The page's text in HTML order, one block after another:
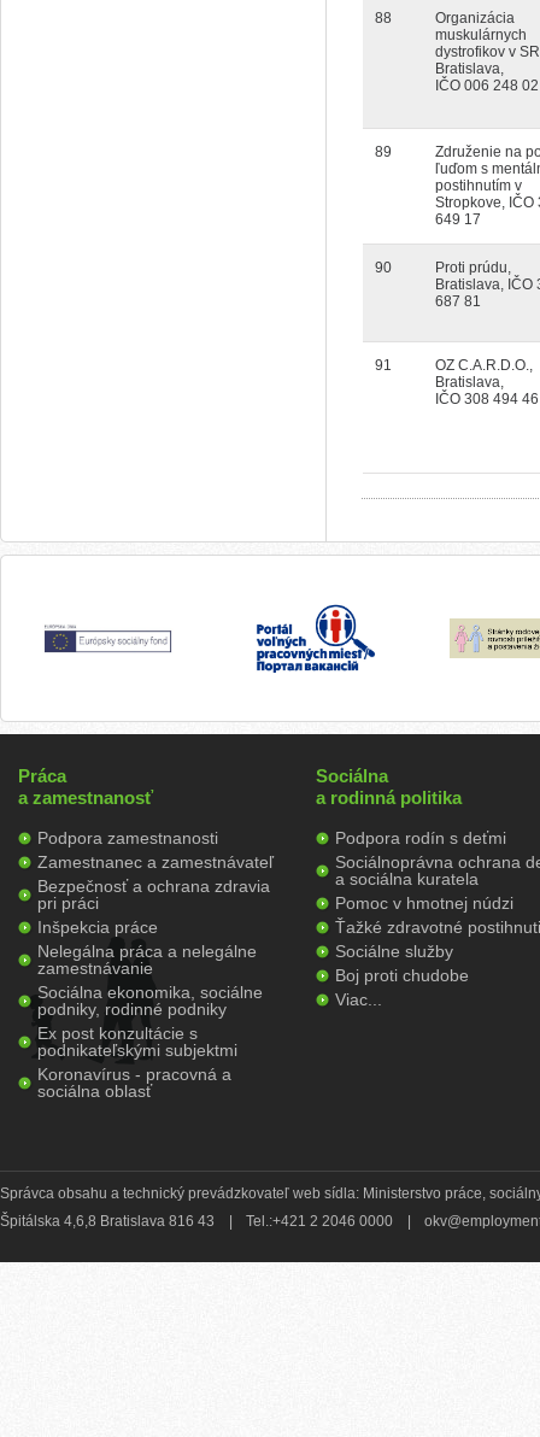
88
Organizácia
muskulárnych
dystrofikov v
Bratislava,
IČO 006 248 02
89
Združenie na
ľuďom s
postihnutím v
Stropkove, IČO
649 17
90
Proti prúdu,
Bratislava, IČO
687 81
91
OZ C.A.R.D.O.,
Bratislava,
IČO 308 494 46
Práca
a zamestnanosť
Podpora zamestnanosti
Zamestnanec a zamestnávateľ
Bezpečnosť a ochrana zdravia
pri práci
Inšpekcia práce
Nelegálna práca a nelegálne
zamestnávanie
Sociálna ekonomika, sociálne
podniky, rodinné podniky
Ex post konzultácie s
podnikateľskými subjektmi
Koronavírus - pracovná a
sociálna oblasť
Sociálna
a rodinná politika
Podpora rodín s deťmi
Sociálnoprávna ochrana
a sociálna kuratela
Pomoc v hmotnej núdzi
Ťažké zdravotné
Sociálne služby
Boj proti chudobe
Viac...
Správca obsahu a technický prevádzkovateľ web sídla: Ministerstvo práce,
Špitálska 4,6,8 Bratislava 816 43
Tel.:+421 2 2046 0000